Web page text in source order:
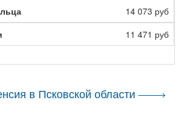
14 073 руб
11 471 руб
в Псковской области